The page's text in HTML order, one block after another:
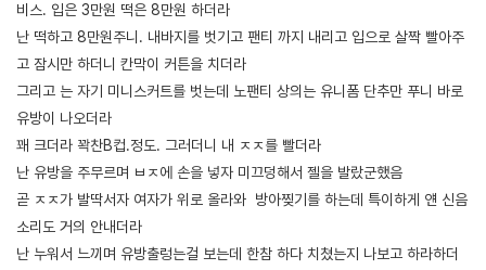
비스. 입은 3만원 떡은 8만원 하더라
난 떡하고 8만원주니. 내바지를 벗기고 팬티 까지 내리고 입으로 살짝 빨아주
고 잠시만 하더니 칸막이 커튼을 치더라
그리고 는 자기 미니스커트를 벗는데 노팬티 상의는 유니폼 단추만 푸니 바로
유방이 나오더라
꽤 크더라 꽉찬B컵.정도. 그러더니 내 ㅈㅈ를 빨더라
난 유방을 주무르며 ㅂㅈ에 손을 넣자 미끄덩해서 젤을 발랐군했음
곧 ㅈㅈ가 발딱서자 여자가 위로 올라와 방아찢기를 하는데 특이하게 얜 신음
소리도 거의 안내더라
난 누워서 느끼며 유방출렁는걸 보는데 한참 하다 치쳤는지 나보고 하라하더